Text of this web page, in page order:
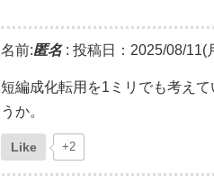
名前:匿名: 投稿日：2025/08/11(
短編成化転用を1ミリでも考え
うか。
Like +2